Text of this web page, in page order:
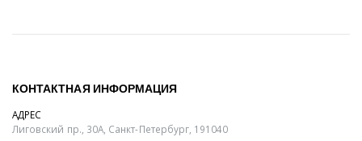
КОНТАКТНАЯ ИНФОРМАЦИЯ
АДРЕС
Лиговский пр., 30А, Санкт-Петербург, 191040